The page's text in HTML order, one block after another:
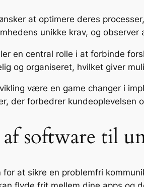
at optimere deres
unikke krav, og
en central rolle i at forbinde
og organiseret, hvilket giver
være en game changer i
der forbedrer kundeoplevelsen
software til
at sikre en problemfri